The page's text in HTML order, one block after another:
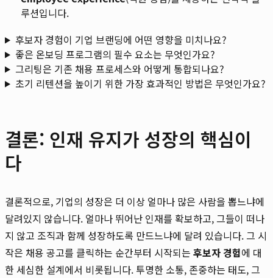
루션입니다.
후보자 경험이 기업 브랜딩에 어떤 영향을 미치나요?
좋은 온보딩 프로그램의 필수 요소는 무엇인가요?
그리팅은 기존 채용 프로세스와 어떻게 통합되나요?
초기 리텐션을 높이기 위한 가장 효과적인 방법은 무엇인가요?
결론: 인재 유지가 성장의 핵심이
다
결론적으로, 기업의 성장은 더 이상 얼마나 많은 사람을 뽑느냐에
달려있지 않습니다. 얼마나 뛰어난 인재를 확보하고, 그들이 떠나
지 않고 조직과 함께 성장하도록 만드느냐에 달려 있습니다. 그 시
작은 채용 공고를 클릭하는 순간부터 시작되는 후보자 경험에 대
한 세심한 설계에서 비롯됩니다. 투명한 소통, 존중하는 태도, 그